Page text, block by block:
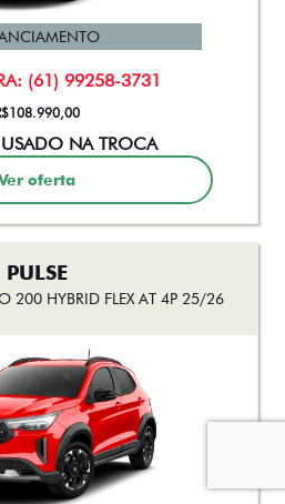
(61) 99258-3731
NA TROCA
Ver oferta
PULSE
200 HYBRID FLEX AT 4P 25/26